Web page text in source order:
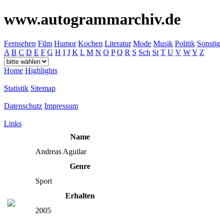
www.autogrammarchiv.de
Fernsehen Film Humor Kochen Literatur Mode Musik Politik
A B C D E F G H I J K L M N O P Q R S Sch St T U V WY Z
Home Highlights
Statistik Sitemap
Datenschutz Impressum
Links
Name
Andreas Aguilar
Genre
Sport
Erhalten
2005